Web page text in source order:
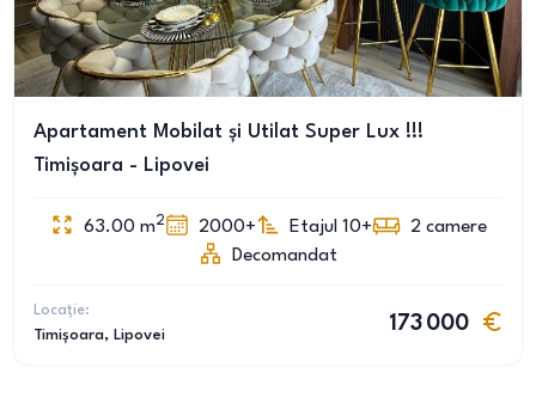
Apartament Mobilat și Utilat Super Lux !!!
Timișoara - Lipovei
63.00 m2 2000+ Etajul 10+ 2 camere
Decomandat
Locație:
Timișoara, Lipovei
173 000